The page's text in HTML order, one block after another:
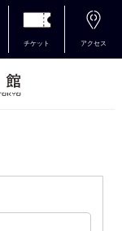
チケット アクセス